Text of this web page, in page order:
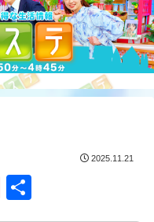
2025.11.21
Pi